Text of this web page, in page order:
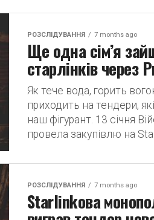
РОЗСЛІДУВАННЯ 7 months ago
Ще одна сім’я
старлінків через
Як тече вода, горить
приходить на тендери,
наш фігурант. 13 січня
провела закупівлю на
РОЗСЛІДУВАННЯ 7 months ago
Starlinkова